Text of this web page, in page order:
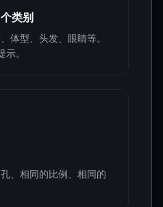
类别
体型、头发、眼睛等。
。
、相同的比例、相同的